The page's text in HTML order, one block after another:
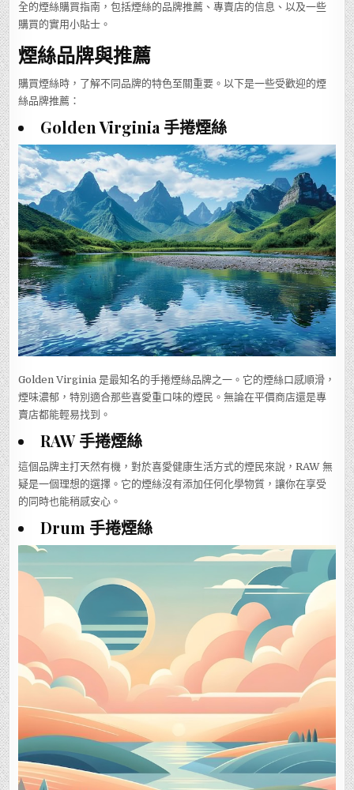
全的煙絲購買指南，包括煙絲的品牌推薦、專賣店的信息、以及一些
購買的實用小貼士。
煙絲品牌與推薦
購買煙絲時，了解不同品牌的特色至關重要。以下是一些受歡迎的煙
絲品牌推薦：
Golden Virginia 手捲煙絲
Golden Virginia 是最知名的手捲煙絲品牌之一。它的煙絲口感順滑，
煙味濃郁，特別適合那些喜愛重口味的煙民。無論在平價商店還是專
賣店都能輕易找到。
RAW 手捲煙絲
這個品牌主打天然有機，對於喜愛健康生活方式的煙民來說，RAW 無
疑是一個理想的選擇。它的煙絲沒有添加任何化學物質，讓你在享受
的同時也能稍感安心。
Drum 手捲煙絲